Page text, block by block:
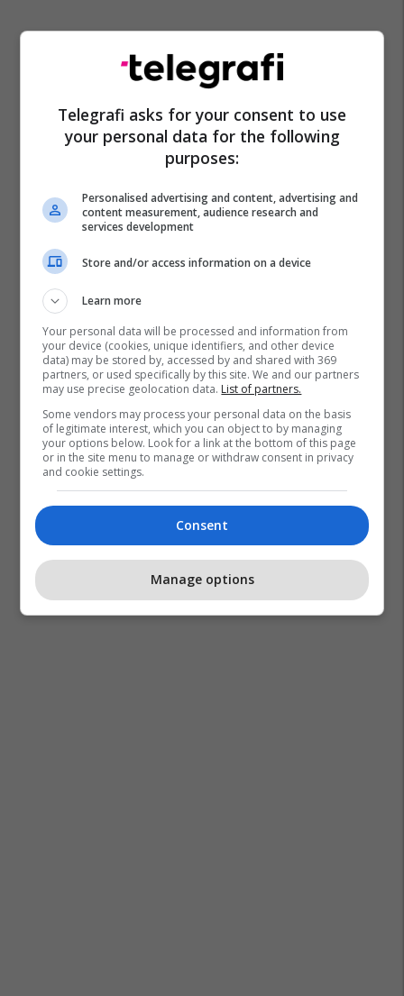
Telegrafi asks for your consent to use
your personal data for the following
purposes:
Personalised advertising and content, advertising and
content measurement, audience research and
services development
Store and/or access information on a device
Learn more
Your personal data will be processed and information from
your device (cookies, unique identifiers, and other device
data) may be stored by, accessed by and shared with 369
partners, or used specifically by this site. We and our partners
may use precise geolocation data. List of partners.
Some vendors may process your personal data on the basis
of legitimate interest, which you can object to by managing
your options below. Look for a link at the bottom of this page
or in the site menu to manage or withdraw consent in privacy
and cookie settings.
Consent
Manage options